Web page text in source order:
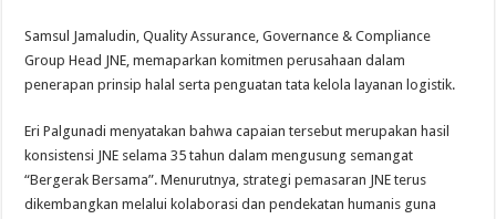
Samsul Jamaludin, Quality Assurance, Governance & Compliance
Group Head JNE, memaparkan komitmen perusahaan dalam
penerapan prinsip halal serta penguatan tata kelola layanan logistik.
Eri Palgunadi menyatakan bahwa capaian tersebut merupakan hasil
konsistensi JNE selama 35 tahun dalam mengusung semangat
“Bergerak Bersama”. Menurutnya, strategi pemasaran JNE terus
dikembangkan melalui kolaborasi dan pendekatan humanis guna